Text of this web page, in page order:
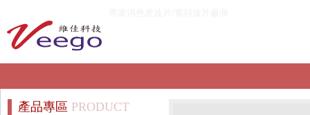
產品專區 PRODUCT